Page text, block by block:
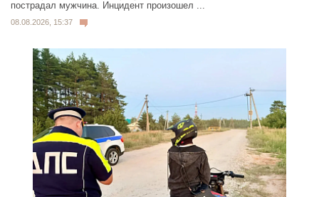
пострадал мужчина. Инцидент произошел ...
08.08.2026, 15:37